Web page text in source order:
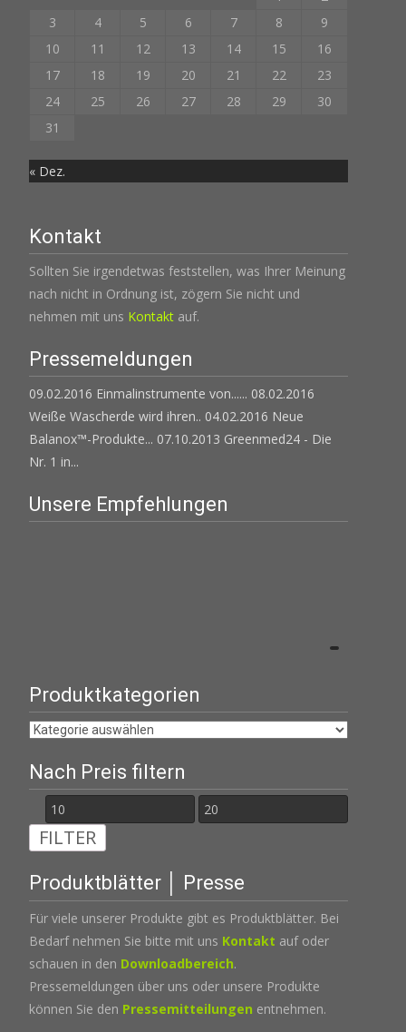
3
4 5 6 7 8
9
10
11 12 13 14 15
16
17
18 19 20 21 22
23
24
25 26 27 28 29
30
31
« Dez.
Kontakt
Sollten Sie irgendetwas feststellen, was Ihrer Meinung
nach nicht in Ordnung ist, zögern Sie nicht und
nehmen mit uns Kontakt auf.
Pressemeldungen
09.02.2016 Einmalinstrumente von...... 08.02.2016
Weiße Wascherde wird ihren.. 04.02.2016 Neue
Balanox™-Produkte... 07.10.2013 Greenmed24 - Die
Nr. 1 in...
Unsere Empfehlungen
Produktkategorien
Nach Preis filtern
Min.
Preis
Max.
FILTER
Produktblätter │ Presse
Für viele unserer Produkte gibt es Produktblätter. Bei
Bedarf nehmen Sie bitte mit uns Kontakt auf oder
schauen in den Downloadbereich.
Pressemeldungen über uns oder unsere Produkte
können Sie den Pressemitteilungen entnehmen.